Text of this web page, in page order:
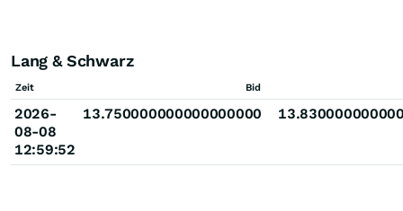
Lang & Schwarz
Zeit Bid
2026-
08-08
12:59:52
13.750000000000000000